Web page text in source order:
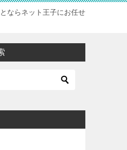
ならネット王子にお任せ